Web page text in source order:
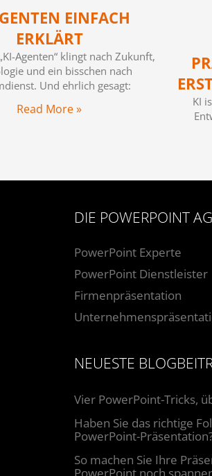
EINFACH
ERKLÄRT
Agenten“ klingt nach Zukunft,
und ein bisschen nach
Und ehrlich gesagt:
Read More »
KI
DIE POWERPOINT
PowerPoint Experte
PowerPoint Dienstleister
Firmenpräsentation
NEUESTE
Vier PowerPoint-Tricks,
Haben Sie das richtige
PowerPoint-
So machen Sie Ihre
PowerPoint noch